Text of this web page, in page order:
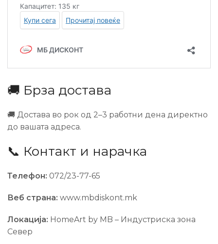
🚚 Брза достава
🚚 Достава во рок од 2–3 работни дена директно
до вашата адреса.
📞 Контакт и нарачка
Телефон: 072/23-77-65
Веб страна: www.mbdiskont.mk
Локација: HomeArt by MB – Индустриска зона
Север